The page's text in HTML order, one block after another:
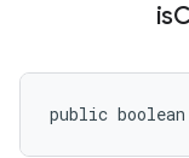
is
public